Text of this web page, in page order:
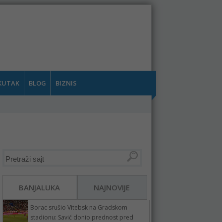
BLOG BIZNIS
BANJALUKA NAJNOVIJE
Borac srušio Vitebsk na Gradskom
stadionu: Savić donio prednost pred